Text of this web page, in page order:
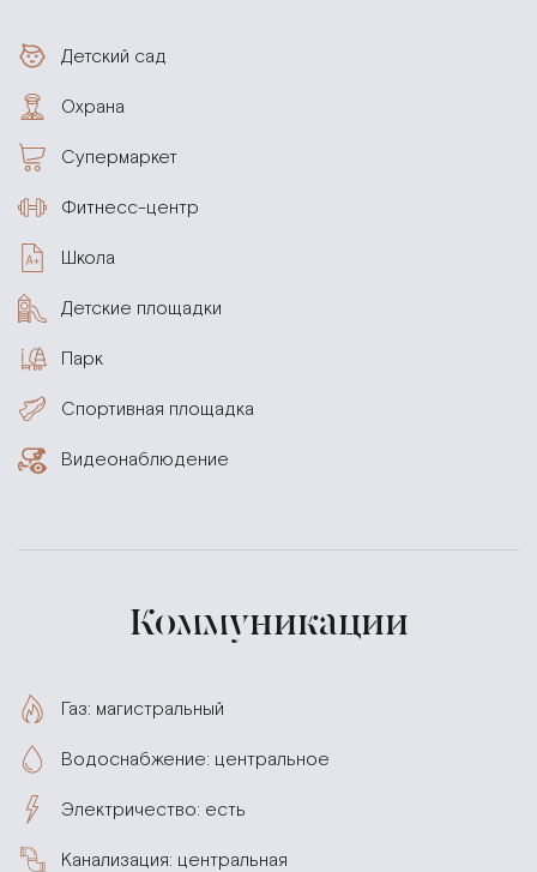
Детский сад
Охрана
Супермаркет
Фитнесс-центр
Школа
Детские площадки
Парк
Спортивная площадка
Видеонаблюдение
Коммуникации
Газ: магистральный
Водоснабжение: центральное
Электричество: есть
Канализация: центральная